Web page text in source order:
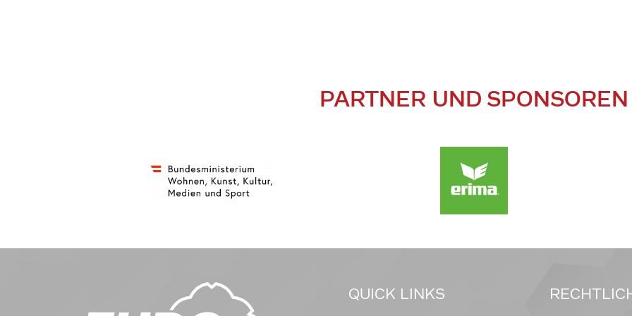
PARTNER UND SPONSOREN
QUICK LINKS